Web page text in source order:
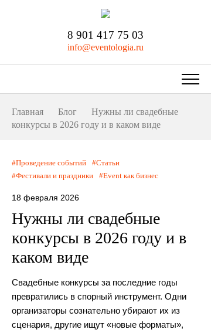
8 901 417 75 03
info@eventologia.ru
Главная Блог
Нужны ли свадебные
конкурсы в 2026 году и в каком виде
Проведение событий
Статьи
Фестивали и праздники
Event как бизнес
18 февраля 2026
Нужны ли свадебные
конкурсы в 2026 году и в
каком виде
Свадебные конкурсы за последние годы
превратились в спорный инструмент. Одни
организаторы сознательно убирают их из
сценария, другие ищут «новые форматы»,